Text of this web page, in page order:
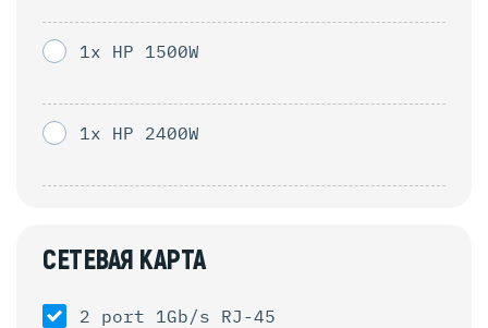
1x HP 1500W
1x HP 2400W
СЕТЕВАЯ КАРТА
2 port 1Gb/s RJ-45